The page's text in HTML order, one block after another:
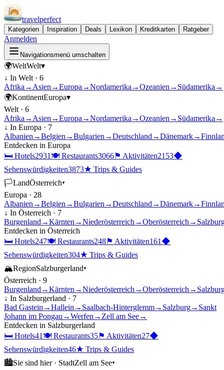
travelperfect
Kategorien Inspiration Deals Lexikon Kreditkarten Ratgeber
Anmelden
Navigationsmenü umschalten
🌍WeltWelt▾
↓ In Welt · 6
Afrika → Asien →Europa →Nordamerika →Ozeanien → Südamerika →
🌍KontinentEuropa▾
Welt · 6
Afrika → Asien →Europa →Nordamerika →Ozeanien → Südamerika →
↓ In Europa · 7
Albanien →Belgien →Bulgarien →Deutschland →Dänemark→
Entdecken in Europa
🛏 Hotels2931 🍽 Restaurants3066⚑ Aktivitäten2153◆
Sehenswürdigkeiten3873★ Trips & Guides
🏳LandÖsterreich▾
Europa · 28
Albanien →Belgien →Bulgarien →Deutschland →Dänemark→
↓ In Österreich · 7
Burgenland →Kärnten →Niederösterreich →Oberösterreich →
Entdecken in Österreich
🛏 Hotels247🍽 Restaurants248⚑ Aktivitäten161 ◆
Sehenswürdigkeiten304★ Trips & Guides
🏔RegionSalzburgerland▾
Österreich · 9
Burgenland →Kärnten →Niederösterreich →Oberösterreich →
↓ In Salzburgerland · 7
Bad Gastein →Hallein → Saalbach-Hinterglemm→ Salzburg→ Sankt
Johann im Pongau →Werfen → Zell am See→
Entdecken in Salzburgerland
🛏 Hotels41 🍽 Restaurants35⚑ Aktivitäten27◆
Sehenswürdigkeiten46★ Trips & Guides
🏙Sie sind hier · StadtZell am See▾